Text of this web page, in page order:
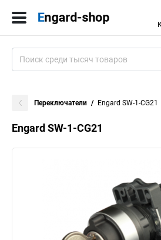
Переключатели Engard SW-1-CG21
Engard SW-1-CG21